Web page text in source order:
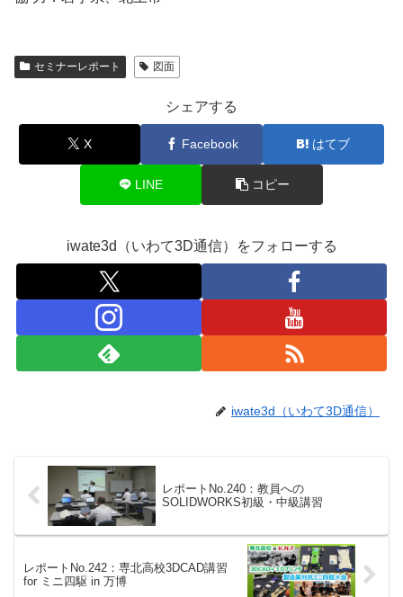
セミナーレポート 図面
シェアする
X Facebook はてブ
LINE コピー
iwate3d（いわて3D通信）をフォローする
iwate3d（いわて3D通信）
レポートNo.240：教員への
SOLIDWORKS初級・中級講習
レポートNo.242：専北高校3DCAD講習
for ミニ四駆 in 万博